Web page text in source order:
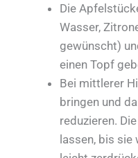
Die
Wasser,
gewünscht)
einen Topf
Bei mittlerer
bringen und
reduzieren.
lassen, bis sie